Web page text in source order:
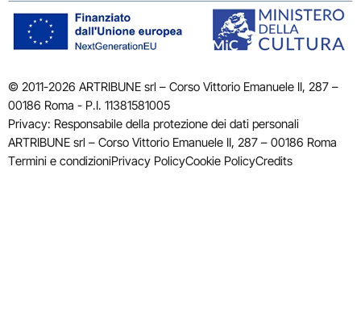
© 2011-2026 ARTRIBUNE srl – Corso Vittorio Emanuele II, 287 –
00186 Roma - P.I. 11381581005
Privacy: Responsabile della protezione dei dati personali
ARTRIBUNE srl – Corso Vittorio Emanuele II, 287 – 00186 Roma
Termini e condizioniPrivacy PolicyCookie PolicyCredits